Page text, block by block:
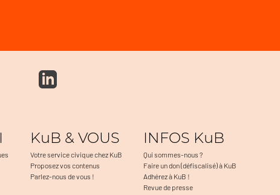
KuB & VOUS
Votre service civique chez KuB
Proposez vos contenus
Parlez-nous de vous !
INFOS KuB
Qui sommes-nous ?
Faire un don (défiscalisé) à KuB
Adhérez à KuB !
Revue de presse